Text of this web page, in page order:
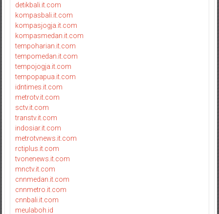
detikbali.it.com
kompasbali.it.com
kompasjogja.it.com
kompasmedan.it.com
tempoharian.it.com
tempomedan.it.com
tempojogja.it.com
tempopapua.it.com
idntimes.it.com
metrotv.it.com
sctv.it.com
transtv.it.com
indosiar.it.com
metrotvnews.it.com
rctiplus.it.com
tvonenews.it.com
mnctv.it.com
cnnmedan.it.com
cnnmetro.it.com
cnnbali.it.com
meulaboh.id